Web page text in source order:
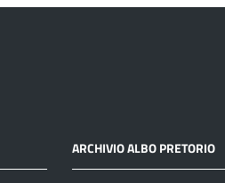
ARCHIVIO ALBO PRETORIO